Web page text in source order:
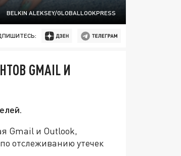
BELKIN ALEKSEY/GLOBALLOOKPRESS
GMAIL И
Gmail и Outlook,
отслеживанию утечек